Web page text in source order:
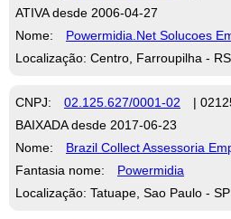
ATIVA desde 2006-04-27
Nome:
Powermidia.Net Solucoes
Localização: Centro, Farroupilha - RS
CNPJ: 02.125.627/0001-02
|
BAIXADA desde 2017-06-23
Nome:
Brazil Collect Assessoria
Fantasia nome:
Powermidia
Localização: Tatuape, Sao Paulo - SP